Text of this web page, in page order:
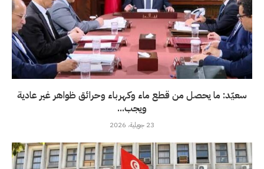
سعيّد: ما يحصل من قطع ماء وكهرباء وحرائق ظواهر غير عادية
ويجب...
23 جويلية، 2026